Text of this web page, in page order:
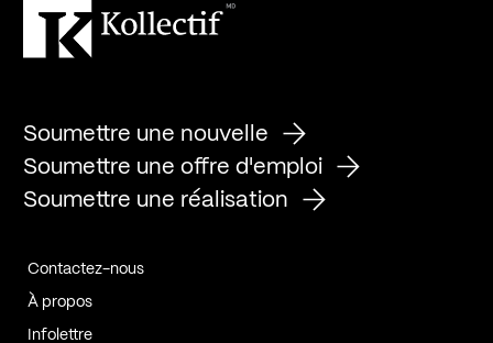
Soumettre une nouvelle
Soumettre une offre d'emploi
Soumettre une réalisation
Contactez-nous
À propos
Infolettre